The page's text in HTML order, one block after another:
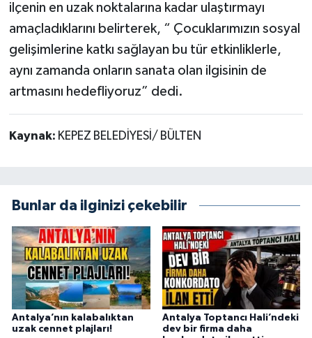
ilçenin en uzak noktalarına kadar ulaştırmayı
amaçladıklarını belirterek, “ Çocuklarımızın sosyal
gelişimlerine katkı sağlayan bu tür etkinliklerle,
aynı zamanda onların sanata olan ilgisinin de
artmasını hedefliyoruz” dedi.
Kaynak: KEPEZ BELEDİYESİ/ BÜLTEN
Bunlar da ilginizi çekebilir
Antalya’nın kalabalıktan
uzak cennet plajları!
Antalya Toptancı Hali’ndeki
dev bir firma daha